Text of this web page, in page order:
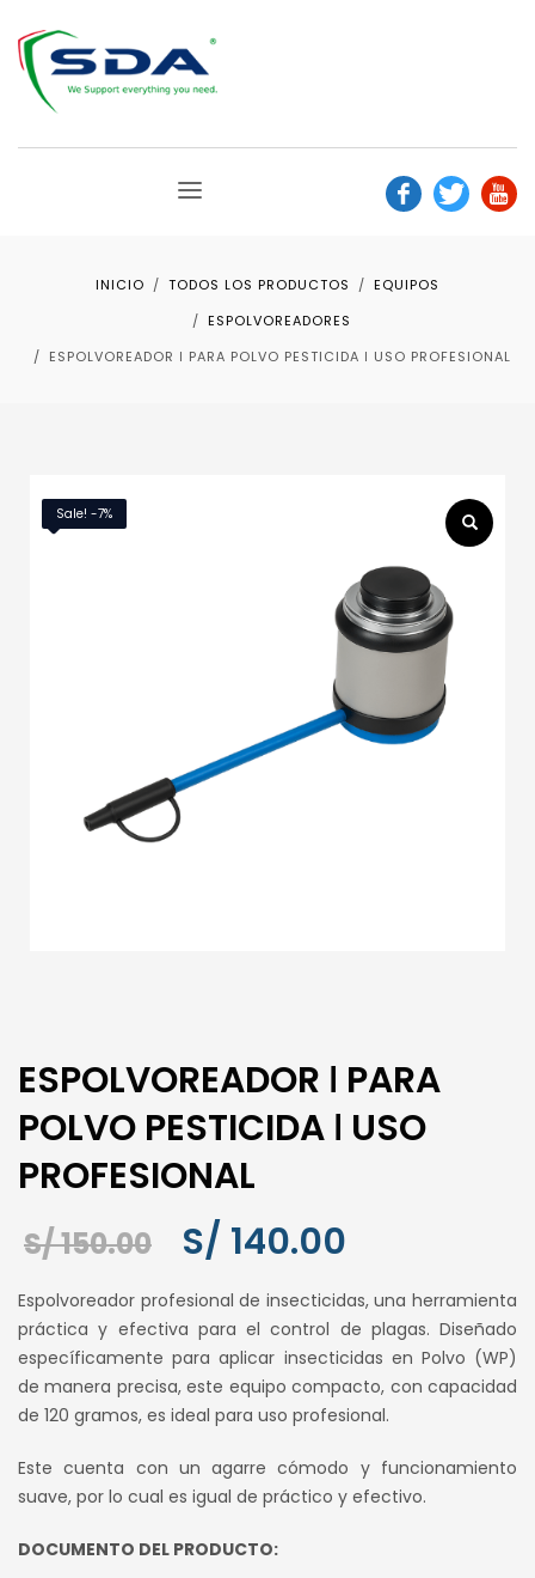
INICIO TODOS LOS PRODUCTOS
EQUIPOS
ESPOLVOREADORES
ESPOLVOREADOR ǀ PARA POLVO PESTICIDA ǀ USO PROFESIONAL
Sale! -7%
ESPOLVOREADOR ǀ PARA
POLVO PESTICIDA ǀ USO
PROFESIONAL
S/150.00
El
original
era:
S/ 150.00.
S/ 140.00
actual
es:
S/ 140.00.
Espolvoreador profesional de insecticidas, una herramienta
práctica y efectiva para el control de plagas. Diseñado
específicamente para aplicar insecticidas en Polvo (WP)
de manera precisa, este equipo compacto, con capacidad
de 120 gramos, es ideal para uso profesional.
Este cuenta con un agarre cómodo y funcionamiento
suave, por lo cual es igual de práctico y efectivo.
DOCUMENTO DEL PRODUCTO: